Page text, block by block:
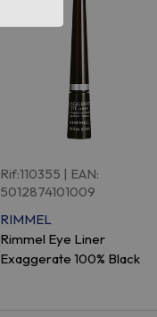
Rif:110355 | EAN:
5012874101009
RIMMEL
Rimmel Eye Liner
Exaggerate 100% Black